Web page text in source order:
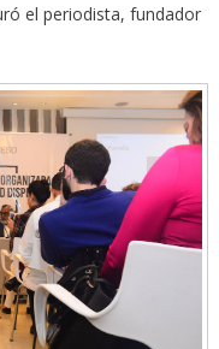
el periodista, fundador